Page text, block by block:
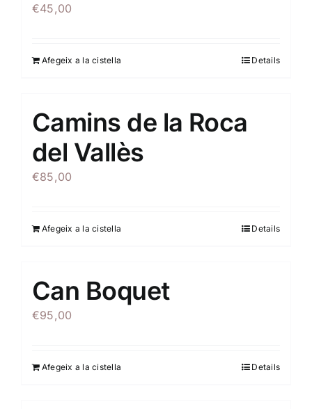
€45,00
Afegeix a la cistella Details
Camins de la Roca
del Vallès
€85,00
Afegeix a la cistella Details
Can Boquet
€95,00
Afegeix a la cistella Details